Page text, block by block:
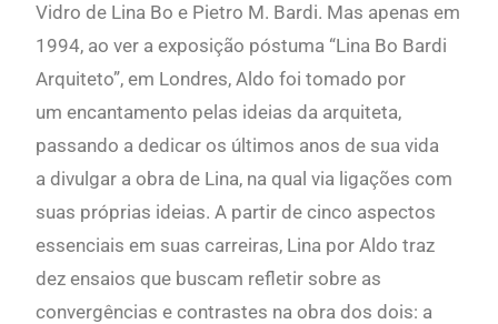
Vidro de Lina Bo e Pietro M. Bardi. Mas apenas em
1994, ao ver a exposição póstuma “Lina Bo Bardi
Arquiteto”, em Londres, Aldo foi tomado por
um encantamento pelas ideias da arquiteta,
passando a dedicar os últimos anos de sua vida
a divulgar a obra de Lina, na qual via ligações com
suas próprias ideias. A partir de cinco aspectos
essenciais em suas carreiras, Lina por Aldo traz
dez ensaios que buscam refletir sobre as
convergências e contrastes na obra dos dois: a